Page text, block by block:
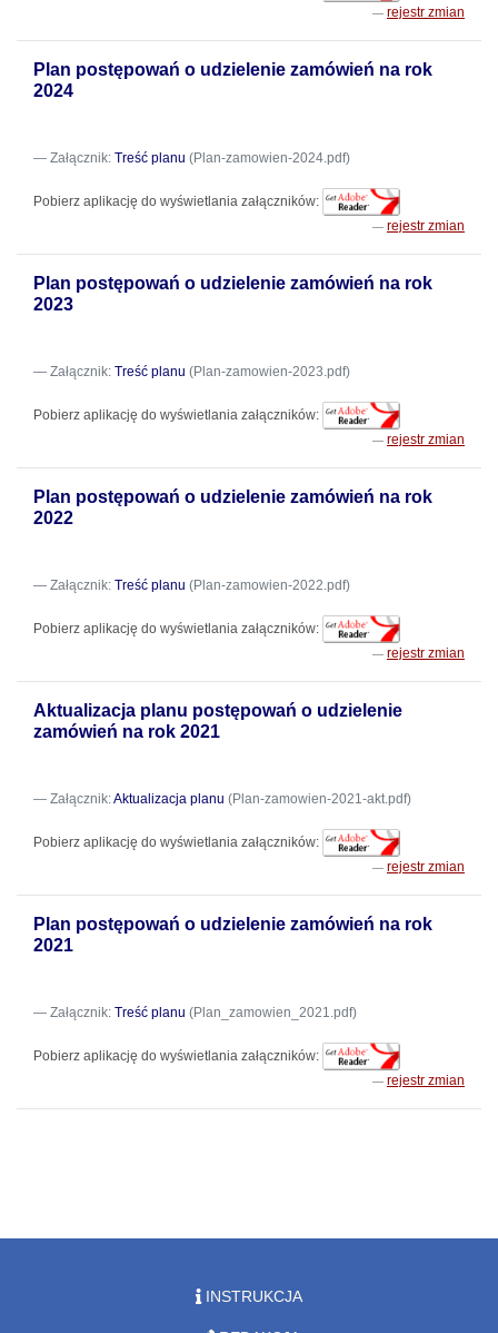
rejestr zmian
Plan postępowań o udzielenie zamówień na rok
2024
Załącznik: Treść planu (Plan-zamowien-2024.pdf)
Pobierz aplikację do wyświetlania załączników:
rejestr zmian
Plan postępowań o udzielenie zamówień na rok
2023
Załącznik: Treść planu (Plan-zamowien-2023.pdf)
Pobierz aplikację do wyświetlania załączników:
rejestr zmian
Plan postępowań o udzielenie zamówień na rok
2022
Załącznik: Treść planu (Plan-zamowien-2022.pdf)
Pobierz aplikację do wyświetlania załączników:
rejestr zmian
Aktualizacja planu postępowań o udzielenie
zamówień na rok 2021
Załącznik:Aktualizacja planu (Plan-zamowien-2021-akt.pdf)
Pobierz aplikację do wyświetlania załączników:
rejestr zmian
Plan postępowań o udzielenie zamówień na rok
2021
Załącznik: Treść planu (Plan_zamowien_2021.pdf)
Pobierz aplikację do wyświetlania załączników:
rejestr zmian
INSTRUKCJA